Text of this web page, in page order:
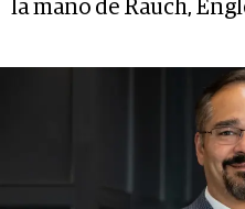
la mano de Rauch,